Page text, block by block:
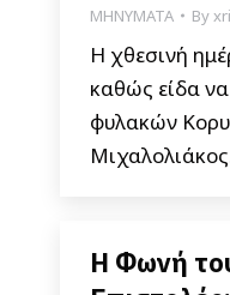
ΜΗΝΥΜΑΤΑ By
Η χθεσινή
καθώς είδα
φυλακών
Η Φωνή